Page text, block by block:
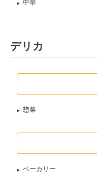
中華
デリカ
惣菜
ベーカリー